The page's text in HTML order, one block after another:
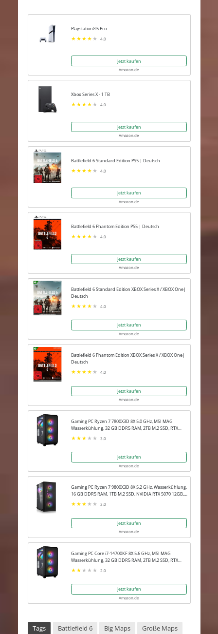
Playstation®5 Pro
4.0
Jetzt kaufen
Amazon.de
Xbox Series X - 1 TB
4.0
Jetzt kaufen
Amazon.de
Battlefield 6 Standard Edition PS5 | Deutsch
4.0
Jetzt kaufen
Amazon.de
Battlefield 6 Phantom Edition PS5 | Deutsch
4.0
Jetzt kaufen
Amazon.de
Battlefield 6 Standard Edition XBOX Series X / XBOX One|
Deutsch
4.0
Jetzt kaufen
Amazon.de
Battlefield 6 Phantom Edition XBOX Series X / XBOX One|
Deutsch
4.0
Jetzt kaufen
Amazon.de
Gaming PC Ryzen 7 7800X3D 8X 5.0 GHz, MSI MAG
Wasserkühlung, 32 GB DDR5 RAM, 2TB M.2 SSD, RTX
3.0
Jetzt kaufen
Amazon.de
Gaming PC Ryzen 7 9800X3D 8X 5.2 GHz, Wasserkühlung,
16 GB DDR5 RAM, 1TB M.2 SSD, NVIDIA RTX 5070 12GB,
Win 11 Pro
3.0
Jetzt kaufen
Amazon.de
Gaming PC Core i7-14700KF 8X 5.6 GHz, MSI MAG
Wasserkühlung, 32 GB DDR5 RAM, 2TB M.2 SSD, RTX
2.0
Jetzt kaufen
Amazon.de
Tags Battlefield 6 Big Maps Große Maps